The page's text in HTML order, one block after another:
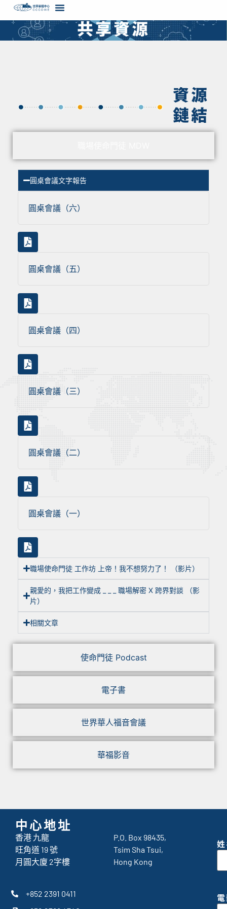
content
共享資源
資源
鏈結
使命門徒 Podcast
電子書
世界華人福音會議
華福影音
圓桌會議文字報告
圓桌會議（六）
圓桌會議（五）
圓桌會議（四）
圓桌會議（三）
圓桌會議（二）
圓桌會議（一）
職場使命門徒 工作坊 上帝！我不想努力了！ （影片）
親愛的，我把工作變成 _ _ _ 職場解密 X 跨界對談 （影
片）
相關文章
中心地址
香港 九龍
旺角道 19 號
月圓大廈 2字樓
P.O. Box 98435,
Tsim Sha Tsui,
Hong Kong
+852 2391 0411